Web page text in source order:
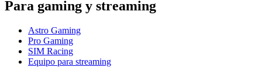
Para gaming y streaming
Astro Gaming
Pro Gaming
SIM Racing
Equipo para streaming